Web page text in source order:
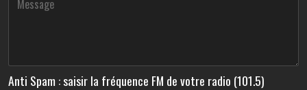
Anti Spam : saisir la fréquence FM de votre radio (101.5)